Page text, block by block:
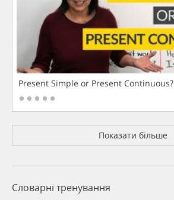
Present Simple or Present Continuous?
Показати більше
Словарні тренування